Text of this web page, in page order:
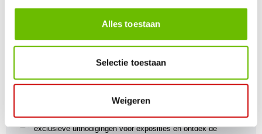
Alles toestaan
Selectie toestaan
Weigeren
Kunst voor iedereen
Stijlvolle kunstobjecten voor elke smaak, interieur en/of tuin.
Kunstuwel Community
Word onderdeel van de Kunstuwel Community. Ontvang
exclusieve uitnodigingen voor exposities én ontdek de